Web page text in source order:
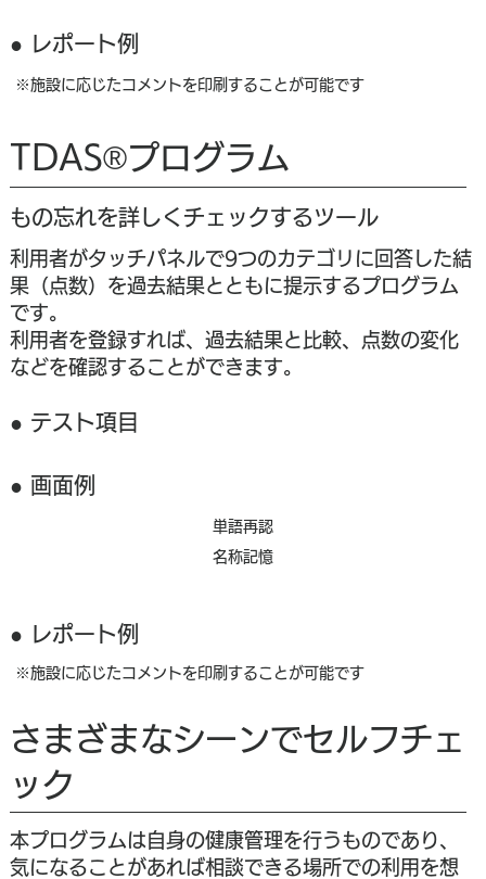
​● レポート例
※施設に応じたコメントを印刷することが可能です
TDAS®プログラム
もの忘れを詳しくチェックするツール
利用者がタッチパネルで9つのカテゴリに回答した結
果（点数）を過去結果とともに提示するプログラム
です。
利用者を登録すれば、過去結果と比較、点数の変化
などを確認することができます。
​● テスト項目
​● 画面例
単語再認
名称記憶
​● レポート例
※施設に応じたコメントを印刷することが可能です
さまざまなシーンでセルフチェ
ック
本プログラムは自身の健康管理を行うものであり、
気になることがあれば相談できる場所での利用を想